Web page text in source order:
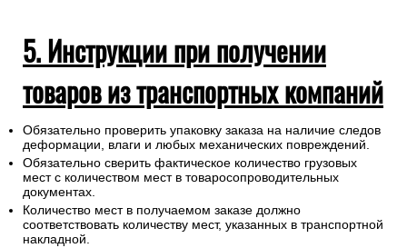
5. Инструкции при получении
товаров из транспортных компаний
Обязательно проверить упаковку заказа на наличие следов
деформации, влаги и любых механических повреждений.
Обязательно сверить фактическое количество грузовых
мест с количеством мест в товаросопроводительных
документах.
Количество мест в получаемом заказе должно
соответствовать количеству мест, указанных в транспортной
накладной.